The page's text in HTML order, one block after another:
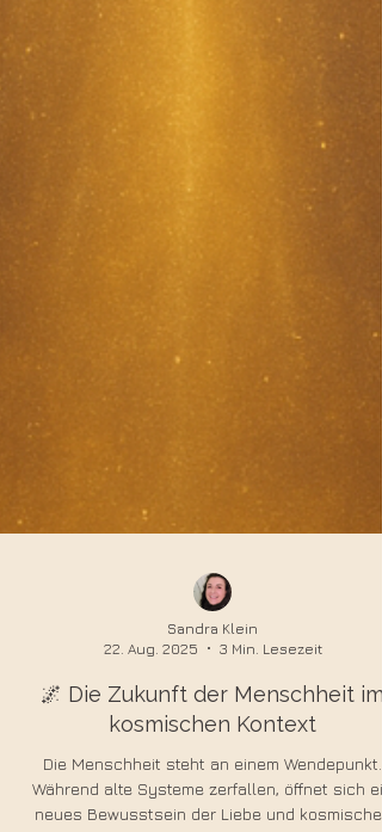
Sandra Klein
22. Aug. 2025
3 Min. Lesezeit
🌌 Die Zukunft der Menschheit im
kosmischen Kontext